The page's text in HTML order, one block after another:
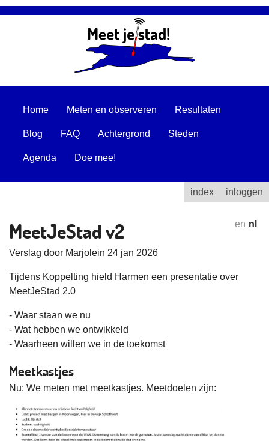
Home Meten en observeren Resultaten
Blog FAQ Achtergrond Steden
Agenda Doe mee!
index inloggen
MeetJeStad v2 en nl
Verslag door Marjolein 24 jan 2026
Tijdens Koppelting hield Harmen een presentatie over
MeetJeStad 2.0
- Waar staan we nu
- Wat hebben we ontwikkeld
- Waarheen willen we in de toekomst
Meetkastjes
Nu: We meten met meetkastjes. Meetdoelen zijn: